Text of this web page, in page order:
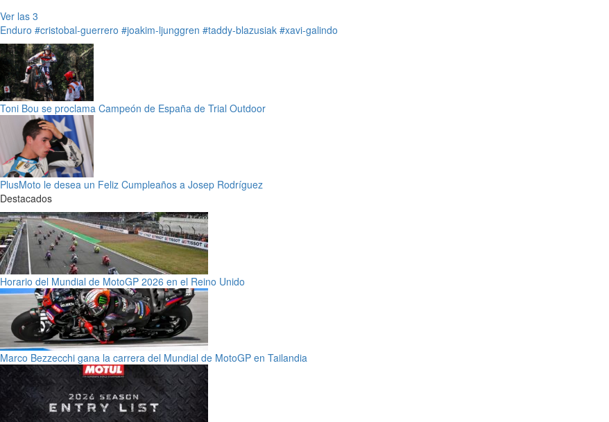
Ver las 3
Enduro #cristobal-guerrero #joakim-ljunggren #taddy-blazusiak #xavi-galindo
Toni Bou se proclama Campeón de España de Trial Outdoor
PlusMoto le desea un Feliz Cumpleaños a Josep Rodríguez
Destacados
Horario del Mundial de MotoGP 2026 en el Reino Unido
Marco Bezzecchi gana la carrera del Mundial de MotoGP en Tailandia